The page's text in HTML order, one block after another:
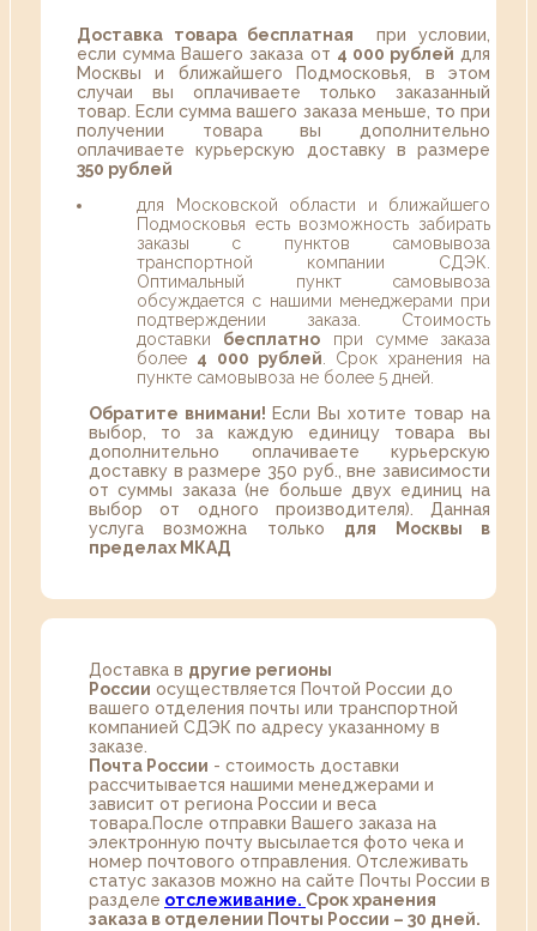
Доставка товара бесплатная при условии,
если сумма Вашего заказа от 4 000 рублей для
Москвы и ближайшего Подмосковья, в этом
случаи вы оплачиваете только заказанный
товар. Если сумма вашего заказа меньше, то при
получении товара вы дополнительно
оплачиваете курьерскую доставку в размере
350 рублей
для Московской области и ближайшего
Подмосковья есть возможность забирать
заказы с пунктов самовывоза
транспортной компании СДЭК.
Оптимальный пункт самовывоза
обсуждается с нашими менеджерами при
подтверждении заказа. Стоимость
доставки бесплатно при сумме заказа
более 4 000 рублей . Срок хранения на
пункте самовывоза не более 5 дней.
Обратите внимани! Если Вы хотите товар на
выбор, то за каждую единицу товара вы
дополнительно оплачиваете курьерскую
доставку в размере 350 руб., вне зависимости
от суммы заказа (не больше двух единиц на
выбор от одного производителя). Данная
услуга возможна только для Москвы в
пределах МКАД
Доставка в другие регионы
России осуществляется Почтой России до
вашего отделения почты или транспортной
компанией СДЭК по адресу указанному в
заказе.
Почта России - стоимость доставки
рассчитывается нашими менеджерами и
зависит от региона России и веса
товара.После отправки Вашего заказа на
электронную почту высылается фото чека и
номер почтового отправления. Отслеживать
статус заказов можно на сайте Почты России в
разделе oтслеживание. Срок хранения
заказа в отделении Почты России – 30 дней.